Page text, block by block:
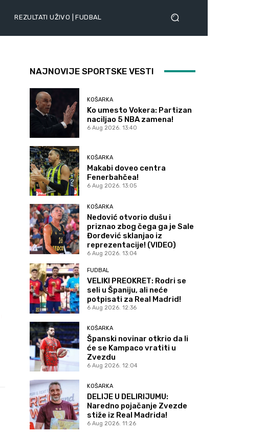
REZULTATI UŽIVO | FUDBAL
NAJNOVIJE SPORTSKE VESTI
KOŠARKA
Ko umesto Vokera: Partizan
naciljao 5 NBA zamena!
6 Aug 2026. 13:40
KOŠARKA
Makabi doveo centra
Fenerbahčea!
6 Aug 2026. 13:05
KOŠARKA
Nedović otvorio dušu i
priznao zbog čega ga je Sale
Đorđević sklanjao iz
reprezentacije! (VIDEO)
6 Aug 2026. 13:04
FUDBAL
VELIKI PREOKRET: Rodri se
seli u Španiju, ali neće
potpisati za Real Madrid!
6 Aug 2026. 12:36
KOŠARKA
Španski novinar otkrio da li
će se Kampaco vratiti u
Zvezdu
6 Aug 2026. 12:04
KOŠARKA
DELIJE U DELIRIJUMU:
Naredno pojačanje Zvezde
stiže iz Real Madrida!
6 Aug 2026. 11:26